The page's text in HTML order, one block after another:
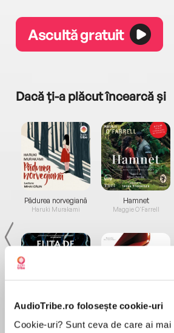
AudioTribe.ro folosește cookie-uri
Cookie-uri? Sunt ceva de care ai
Ascultă gratuit
Dacă ți-a plăcut încearcă și
Pădurea norvegiană
Haruki Murakami
Elita de Argint (Elita
de...
Dani Francis
Hamnet
Maggie O'Farrell
Diavolul se îmbracă de
Lauren Weisberger